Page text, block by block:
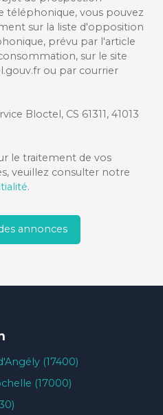
téléphonique, vous pouvez
sur la liste d'opposition
prévu par l'article
sur le site
ou par courrier
Bloctel, CS 61311, 41013
le traitement de vos
veuillez consulter notre
.
annonces
(17400)
(17000)